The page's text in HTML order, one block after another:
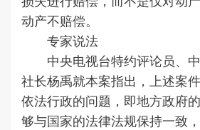
动产不赔偿。
专家说法
中央电视台特约评论员、中
社长杨禹就本案指出，上述案
依法行政的问题，即地方政府
够与国家的法律法规保持一致